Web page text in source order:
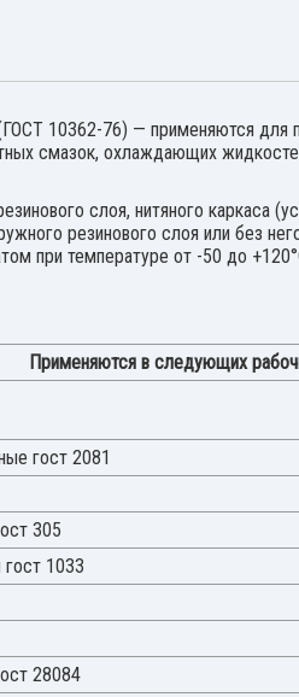
10362-76) — применяются для
смазок, охлаждающих
слоя, нитяного каркаса
резинового слоя или без
при температуре от -50 до
Применяются в следующих
гост 2081
305
1033
28084